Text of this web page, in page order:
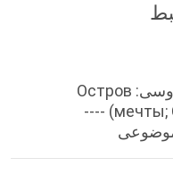
جزیره رویایی (روسی: Остров
мечты; Ostrov mechty) ----
موضوعی